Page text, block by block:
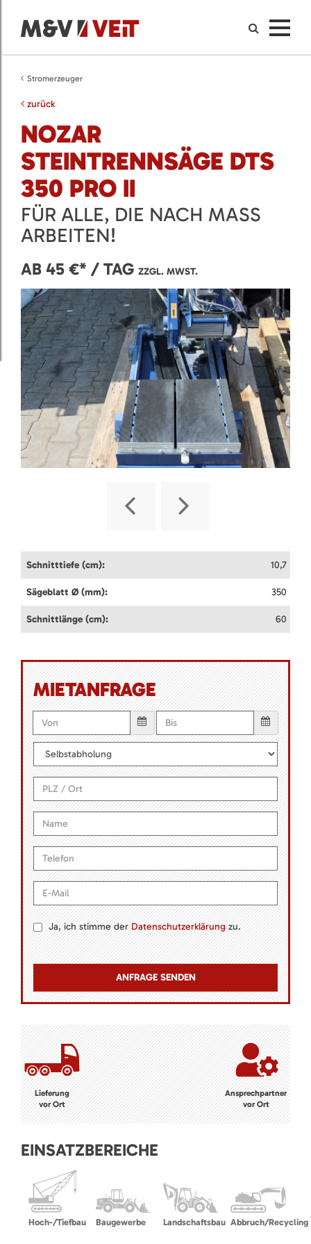
Stromerzeuger
zurück
NOZAR
STEINTRENNSÄGE DTS
350 PRO II
FÜR ALLE, DIE NACH MASS A
RBEITEN!
AB 45 €* / TAG ZZGL. MWST.
Schnitttiefe (cm): 10,7
Sägeblatt Ø (mm): 350
Schnittlänge (cm): 60
MIETANFRAGE
Ja, ich stimme derDatenschutzerklärungzu.
Lieferung
vor Ort
Ansprechpartner
vor Ort
EINSATZBEREICHE
Hoch-/Tiefbau Baugewerbe Landschaftsbau Abbruch/Recycling